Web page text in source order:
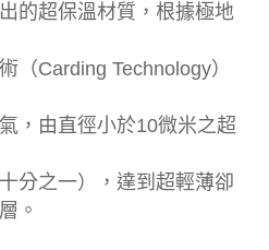
的超保溫材質，根據極地
（Carding Technology）
，由直徑小於10微米之超
分之一），達到超輕薄卻
。